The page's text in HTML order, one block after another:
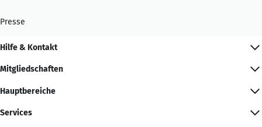
Presse
Hilfe & Kontakt
Mitgliedschaften
Hauptbereiche
Services